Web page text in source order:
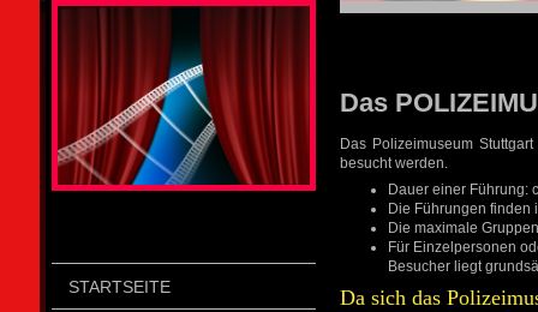
STARTSEITE
Das
Das Polizeimuseum
besucht werden.
Dauer einer Führung:
Die Führungen finden
Die maximale
Für Einzelpersonen
Besucher liegt
Da sich das